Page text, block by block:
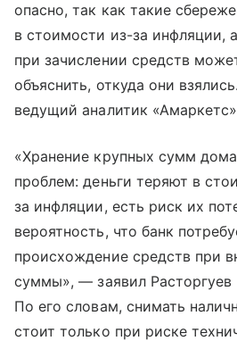
опасно, так как такие
в стоимости из-за инфляции,
при зачислении средств
объяснить, откуда они
ведущий аналитик
«Хранение крупных сумм
проблем: деньги теряют в
за инфляции, есть риск их
вероятность, что банк
происхождение средств при
суммы», — заявил
По его словам, снимать
стоит только при риске